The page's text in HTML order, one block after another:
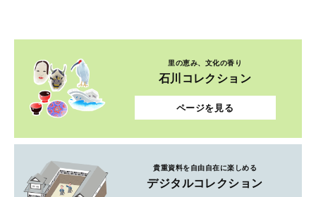
里の恵み、文化の香り
石川コレクション
ページを見る
貴重資料を自由自在に楽しめる
デジタルコレクション